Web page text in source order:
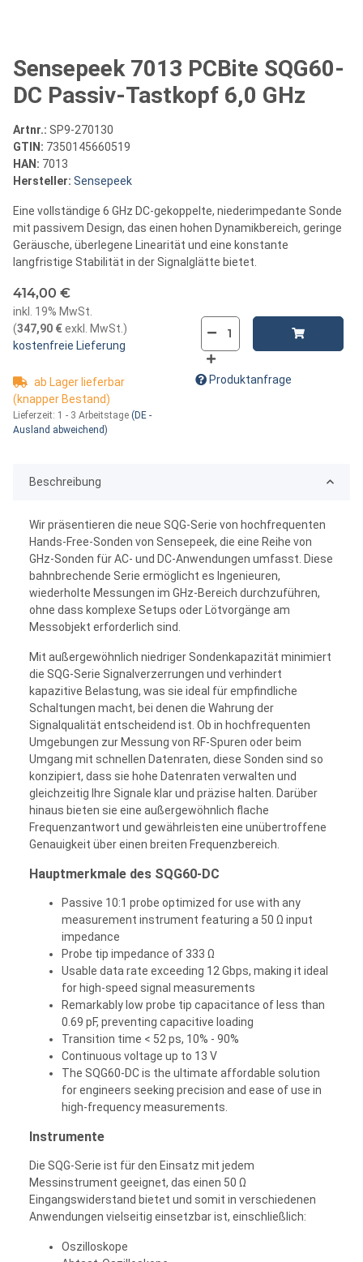
Sensepeek 7013 PCBite SQG60-
DC Passiv-Tastkopf 6,0 GHz
Artnr.: SP9-270130
GTIN: 7350145660519
HAN: 7013
Hersteller: Sensepeek
Eine vollständige 6 GHz DC-gekoppelte, niederimpedante Sonde
mit passivem Design, das einen hohen Dynamikbereich, geringe
Geräusche, überlegene Linearität und eine konstante
langfristige Stabilität in der Signalglätte bietet.
414,00 €
inkl. 19% MwSt.
(347,90 €exkl. MwSt. )
kostenfreie Lieferung
ab Lager lieferbar
(knapper Bestand)
Lieferzeit: 1 - 3 Arbeitstage (DE -
Ausland abweichend)
Produktanfrage
Beschreibung
Wir präsentieren die neue SQG-Serie von hochfrequenten
Hands-Free-Sonden von Sensepeek, die eine Reihe von
GHz-Sonden für AC- und DC-Anwendungen umfasst. Diese
bahnbrechende Serie ermöglicht es Ingenieuren,
wiederholte Messungen im GHz-Bereich durchzuführen,
ohne dass komplexe Setups oder Lötvorgänge am
Messobjekt erforderlich sind.
Mit außergewöhnlich niedriger Sondenkapazität minimiert
die SQG-Serie Signalverzerrungen und verhindert
kapazitive Belastung, was sie ideal für empfindliche
Schaltungen macht, bei denen die Wahrung der
Signalqualität entscheidend ist. Ob in hochfrequenten
Umgebungen zur Messung von RF-Spuren oder beim
Umgang mit schnellen Datenraten, diese Sonden sind so
konzipiert, dass sie hohe Datenraten verwalten und
gleichzeitig Ihre Signale klar und präzise halten. Darüber
hinaus bieten sie eine außergewöhnlich flache
Frequenzantwort und gewährleisten eine unübertroffene
Genauigkeit über einen breiten Frequenzbereich.
Hauptmerkmale des SQG60-DC
Passive 10:1 probe optimized for use with any
measurement instrument featuring a 50 Ω input
impedance
Probe tip impedance of 333 Ω
Usable data rate exceeding 12 Gbps, making it ideal
for high-speed signal measurements
Remarkably low probe tip capacitance of less than
0.69 pF, preventing capacitive loading
Transition time < 52 ps, 10% - 90%
Continuous voltage up to 13 V
The SQG60-DC is the ultimate affordable solution
for engineers seeking precision and ease of use in
high-frequency measurements.
Instrumente
Die SQG-Serie ist für den Einsatz mit jedem
Messinstrument geeignet, das einen 50 Ω
Eingangswiderstand bietet und somit in verschiedenen
Anwendungen vielseitig einsetzbar ist, einschließlich:
Oszilloskope